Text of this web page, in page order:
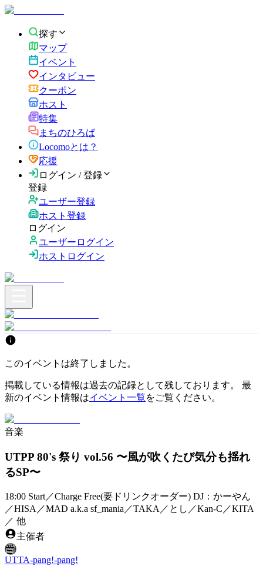
探す
マップ
イベント
インタビュー
クーポン
ホスト
特集
まちのひろば
Locomoとは？
応援
ログイン / 登録
登録
ユーザー登録
ホスト登録
ログイン
ユーザーログイン
ホストログイン
このイベントは終了しました。
掲載している情報は過去の記録として残しております。 最
新のイベント情報はイベント一覧をご覧ください。
音楽
UTPP 80's 祭り vol.56 〜風が吹くたび気分も揺れ
るSP〜
18:00 Start／Charge Free(要ドリンクオーダー) DJ：かーやん
／HISA／MAD a.k.a sf_mania／TAKA／とし／Kan-C／KITA
／ 他
主催者
UTTA-pang!-pang!